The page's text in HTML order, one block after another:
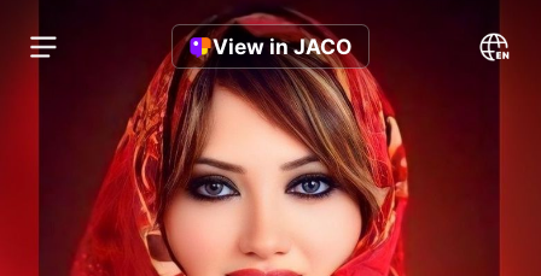
View in JACO